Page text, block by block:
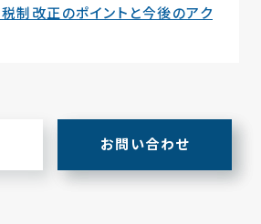
税制改正のポイントと今後のアク
お問い合わせ